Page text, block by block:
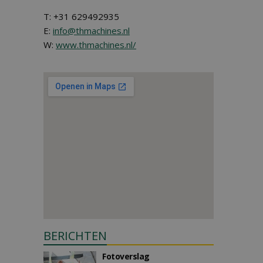
T: +31 629492935
E: info@thmachines.nl
W: www.thmachines.nl/
BERICHTEN
Fotoverslag